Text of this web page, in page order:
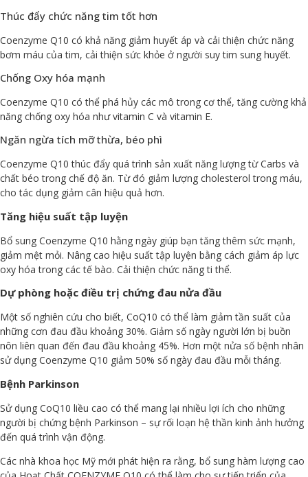
Thúc đẩy chức năng tim tốt hơn
Coenzyme Q10 có khả năng giảm huyết áp và cải thiện chức năng
bơm máu của tim, cải thiện sức khỏe ở người suy tim sung huyết.
Chống Oxy hóa mạnh
Coenzyme Q10 có thể phá hủy các mô trong cơ thể, tăng cường khả
năng chống oxy hóa như vitamin C và vitamin E.
Ngăn ngừa tích mỡ thừa, béo phì
Coenzyme Q10 thúc đẩy quá trình sản xuất năng lượng từ Carbs và
chất béo trong chế độ ăn. Từ đó giảm lượng cholesterol trong máu,
cho tác dụng giảm cân hiệu quả hơn.
Tăng hiệu suất tập luyện
Bổ sung Coenzyme Q10 hằng ngày giúp bạn tăng thêm sức mạnh,
giảm mệt mỏi. Nâng cao hiệu suất tập luyện bằng cách giảm áp lực
oxy hóa trong các tế bào. Cải thiện chức năng ti thể.
Dự phòng hoặc điều trị chứng đau nửa đầu
Một số nghiên cứu cho biết, CoQ10 có thể làm giảm tần suất của
những cơn đau đầu khoảng 30%. Giảm số ngày người lớn bị buồn
nôn liên quan đến đau đầu khoảng 45%. Hơn một nửa số bệnh nhân
sử dụng Coenzyme Q10 giảm 50% số ngày đau đầu mỗi tháng.
Bệnh Parkinson
Sử dụng CoQ10 liều cao có thể mang lại nhiều lợi ích cho những
người bị chứng bệnh Parkinson – sự rối loạn hệ thần kinh ảnh hưởng
đến quá trình vận động.
Các nhà khoa học Mỹ mới phát hiện ra rằng, bổ sung hàm lượng cao